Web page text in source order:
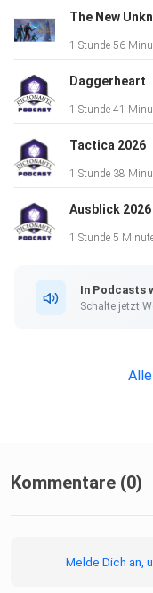
Phil 02:49:50.619
Fest in
1 Stunde 56
Daggerheart
1 Stunde 41
Tactica 2026
1 Stunde 38
Ausblick 2026
1 Stunde 5
In Podcasts
Schalte jetzt
Kommentare (0)
Melde Dich an,